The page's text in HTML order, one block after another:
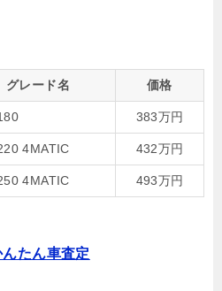
グレード名 価格
383万円
4MATIC 432万円
4MATIC 493万円
たん車査定